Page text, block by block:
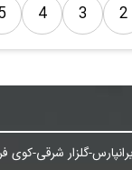
2
3
4
گلزار شرقی-